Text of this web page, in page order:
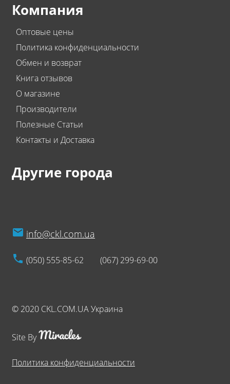
Компания
Оптовые цены
Политика конфиденциальности
Обмен и возврат
Книга отзывов
О магазине
Производители
Полезные Статьи
Контакты и Доставка
Другие города
info@ckl.com.ua
(050) 555-85-62 (067) 299-69-00
© 2020 CKL.COM.UA Украина
Site By
Политика конфиденциальности